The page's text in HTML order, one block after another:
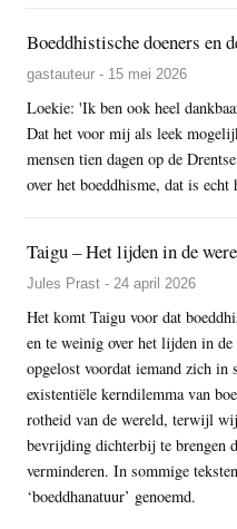
Boeddhistische doeners en
gastauteur - 15 mei 2026
Loekie: 'Ik ben ook heel
Dat het voor mij als leek
mensen tien dagen op de
over het boeddhisme, dat is echt
Taigu – Het lijden in de
Jules Prast - 24 april 2026
Het komt Taigu voor dat
en te weinig over het lijden in
opgelost voordat iemand zich
existentiële kerndilemma van
rotheid van de wereld, terwijl
bevrijding dichterbij te brengen
verminderen. In sommige
‘boeddhanatuur’ genoemd.